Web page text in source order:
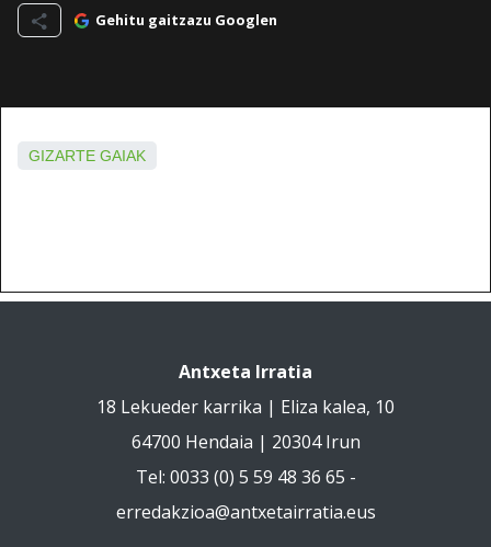
Gehitu gaitzazu Googlen
GIZARTE GAIAK
Antxeta Irratia
18 Lekueder karrika | Eliza kalea, 10
64700 Hendaia | 20304 Irun
Tel: 0033 (0) 5 59 48 36 65 -
erredakzioa@antxetairratia.eus